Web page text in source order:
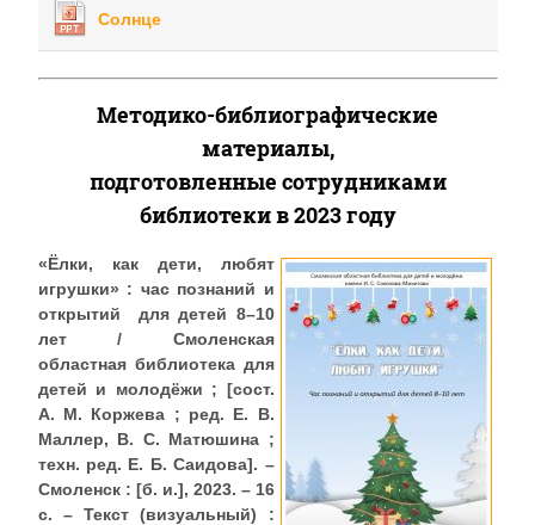
Солнце
Методико-библиографические
материалы,
подготовленные сотрудниками
библиотеки в 2023 году
«Ёлки, как дети, любят
игрушки» : час познаний и
открытий для детей 8–10
лет / Смоленская
областная библиотека для
детей и молодёжи ; [сост.
А. М. Коржева ; ред. Е. В.
Маллер, В. С. Матюшина ;
техн. ред. Е. Б. Саидова]. –
Смоленск : [б. и.], 2023. – 16
с. – Текст (визуальный) :